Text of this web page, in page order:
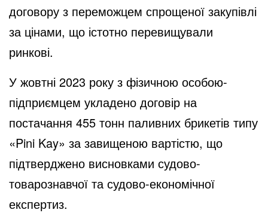
договору з переможцем спрощеної закупівлі
за цінами, що істотно перевищували
ринкові.
У жовтні 2023 року з фізичною особою-
підприємцем укладено договір на
постачання 455 тонн паливних брикетів типу
«Pini Kay» за завищеною вартістю, що
підтверджено висновками судово-
товарознавчої та судово-економічної
експертиз.